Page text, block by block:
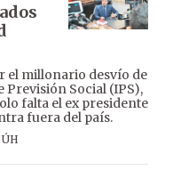
el millonario desvío de
Previsión Social (IPS),
falta el ex presidente
fuera del país.